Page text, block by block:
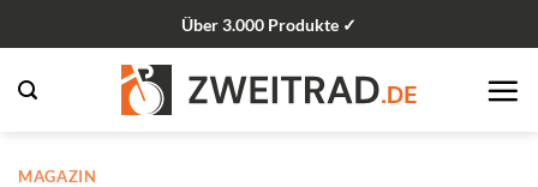
Inhalt
springen
Über 3.000 Produkte ✓
MAGAZIN